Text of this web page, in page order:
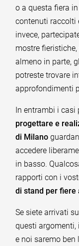
o a questa fiera
contenuti raccolti
invece,
mostre
almeno in parte,
potreste trovare
approfondimenti
In entrambi i
progettare e
di Milano
accedere
in basso.
rapporti con i
di stand per fiere
Se siete arrivati
questi argomenti,
e noi saremo ben